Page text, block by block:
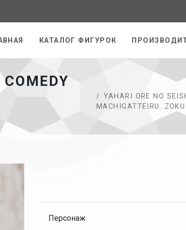
КАТАЛОГ ФИГУРОК
YAHARI ORE NO
MACHIGATTEIRU.
Персонаж